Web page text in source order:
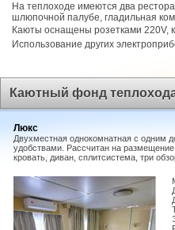
На теплоходе имеются два
шлюпочной палубе, гладильная
Каюты оснащены розетками 220V,
Использование других
Каютный фонд
Люкс
Двухместная однокомнатная с одним
удобствами. Рассчитан на
кровать, диван, сплитсистема, три